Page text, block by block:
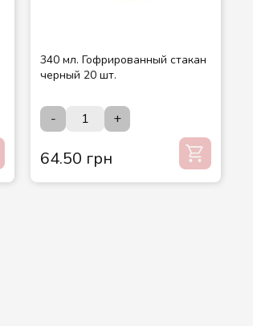
340 мл. Гофрированный стакан
черный 20 шт.
- +
64.50 грн